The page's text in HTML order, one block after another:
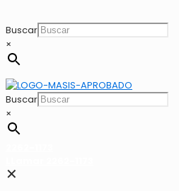
Buscar
×
Buscar
×
✕